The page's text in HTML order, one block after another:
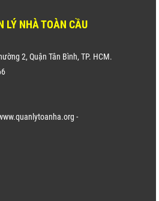
LÝ NHÀ TOÀN CẦU
2, Quận Tân Bình, TP. HCM.
-